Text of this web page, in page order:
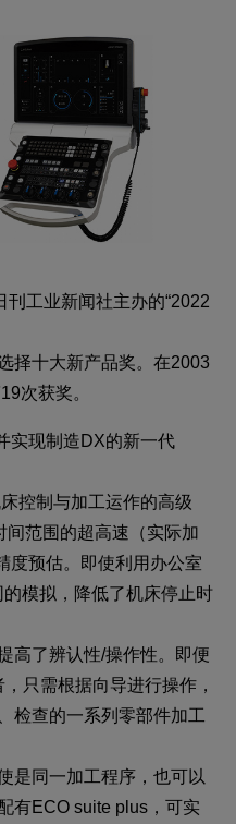
刊工业新闻社主办的“2022
择十大新产品奖。在2003
次获奖。
实现制造DX的新一代
控制与加工运作的高级
间范围的超高速（实际加
度预估。即使利用办公室
模拟，降低了机床停止时
高了辨认性/操作性。即便
只需根据向导进行操作，
检查的一系列零部件加工
是同一加工程序，也可以
有ECO suite plus，可实